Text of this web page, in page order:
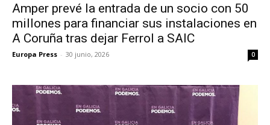
Amper prevé la entrada de un socio con 50
millones para financiar sus instalaciones en
A Coruña tras dejar Ferrol a SAIC
Europa Press - 30 junio, 2026 0